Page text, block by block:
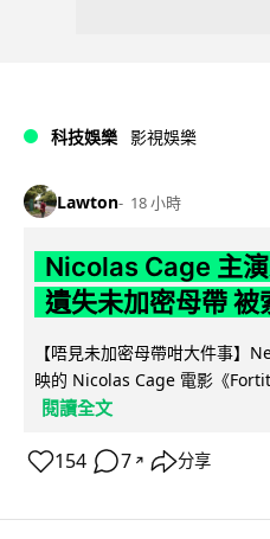
科技娛樂 影視娛樂
Lawton 18 小時
Nicolas Cage 主
遺失未加密母帶 被
【唔見未加密母帶咁大件事】
映的 Nicolas Cage 電影《
閱讀全文
154 7 ↗ 分享